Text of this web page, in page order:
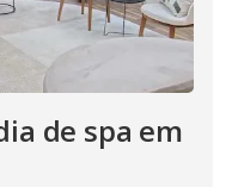
de spa em